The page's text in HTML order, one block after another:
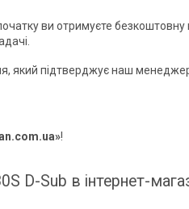
ви отримуєте
який підтверджує наш
!
D-Sub в інтернет-